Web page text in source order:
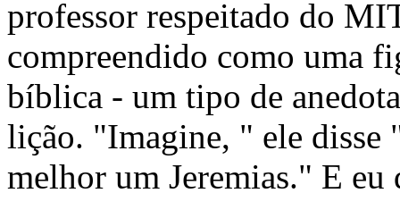
professor respeitado do
compreendido como uma
bíblica - um tipo de
lição. "Imagine, " ele disse
melhor um Jeremias." E